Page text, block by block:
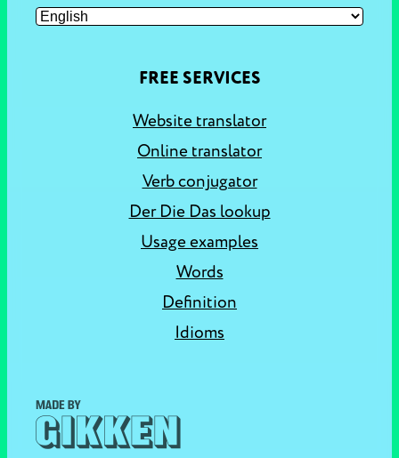
FREE SERVICES
Website translator
Online translator
Verb conjugator
Der Die Das lookup
Usage examples
Words
Definition
Idioms